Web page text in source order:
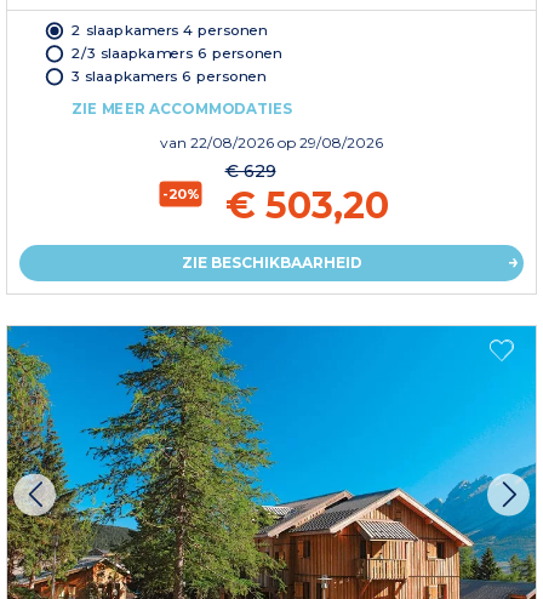
2 slaapkamers 4 personen
2/3 slaapkamers 6 personen
3 slaapkamers 6 personen
ZIE MEER ACCOMMODATIES
van 22/08/2026 op 29/08/2026
-20%
€ 629
€ 503,20
ZIE BESCHIKBAARHEID